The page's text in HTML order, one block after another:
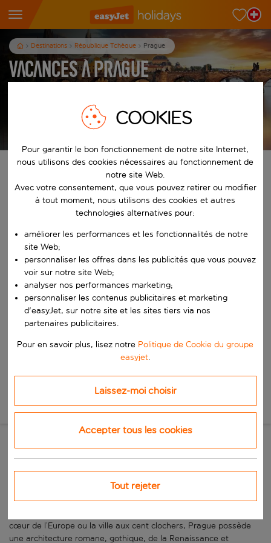
Destinations République Tchèque Prague
Vacances à Prague
Afficher les vacances
Trouvez votre séjour de rêve
Commencez à taper pour la saisie automatique. Lorsque les
À partir de
Commencez à taper pour la saisie automatique. Lorsque les
Vers
Choisissez une date de départ et une date de retour.
Choisissez vos dates
Quand
Qui
Rechercher
Nouvelle recherche
Prague: une ville aux mille
tours et mille clochers
Dvořák, Mozart, Einstein, Kafka, Havel, ils ont tous vécu à Prague
cœur de l’Europe ou la ville aux cent clochers, Prague possède
une architecture romane, gothique, de la Renaissance et
COOKIES
Pour garantir le bon fonctionnement de notre site Internet,
nous utilisons des cookies nécessaires au fonctionnement de
notre site Web.
Avec votre consentement, que vous pouvez retirer ou modifier
à tout moment, nous utilisons des cookies et autres
technologies alternatives pour:
améliorer les performances et les fonctionnalités de notre
site Web;
personnaliser les offres dans les publicités que vous pouvez
voir sur notre site Web;
analyser nos performances marketing;
personnaliser les contenus publicitaires et marketing
d'easyJet, sur notre site et les sites tiers via nos
partenaires publicitaires.
Pour en savoir plus, lisez notre Politique de Cookie du groupe
easyjet.
Laissez-moi choisir
Accepter tous les cookies
Tout rejeter